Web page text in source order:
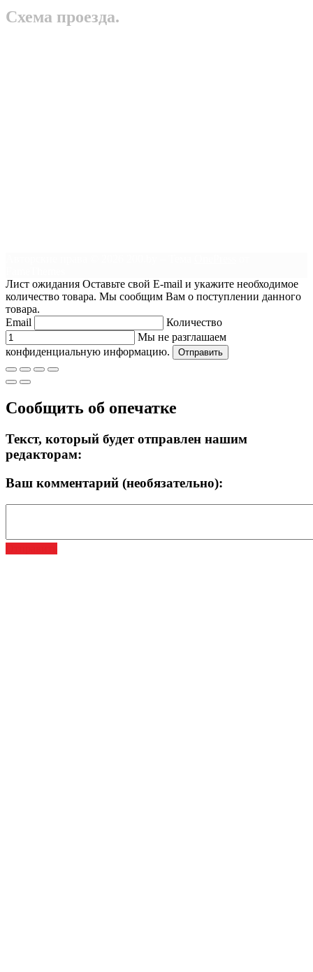
Схема проезда.
Лист ожидания Оставьте свой E-mail и укажите необходимое
количество товара. Мы сообщим Вам о поступлении данного
товара.
Email
Количество
Мы не разглашаем
конфиденциальную информацию.
Отправить
Сообщить об опечатке
Текст, который будет отправлен нашим
редакторам:
Ваш комментарий (необязательно):